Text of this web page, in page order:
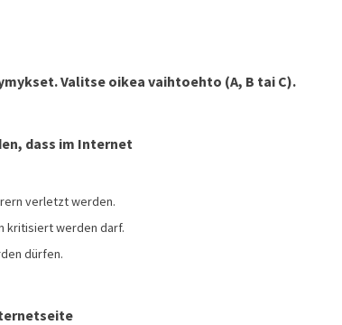
Valitse oikea vaihtoehto (A, B tai C).
dass im Internet
verletzt werden.
kritisiert werden darf.
dürfen.